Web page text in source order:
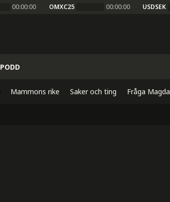
00:00:00 OMXC25 00:00:00 USDSEK
PODD
Mammons rike Saker och ting Fråga Magda